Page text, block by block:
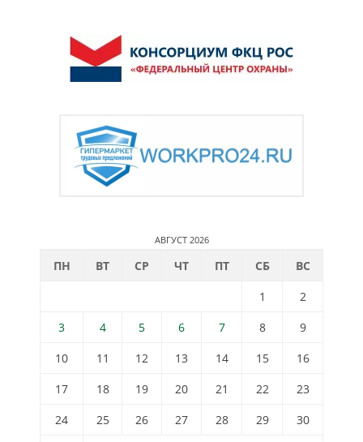
АВГУСТ 2026
ПН ВТ СР ЧТ ПТ СБ
ВС
1
2
3
4 5 6 7 8
9
10
11 12 13 14 15
16
17
18 19 20 21 22
23
24
25 26 27 28 29
30